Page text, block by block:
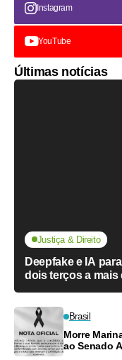
Instagram
YouTube
Últimas notícias
Justiça & Direito
Deepfake e IA
dois terços a mais
Brasil
Morre
ao Senado